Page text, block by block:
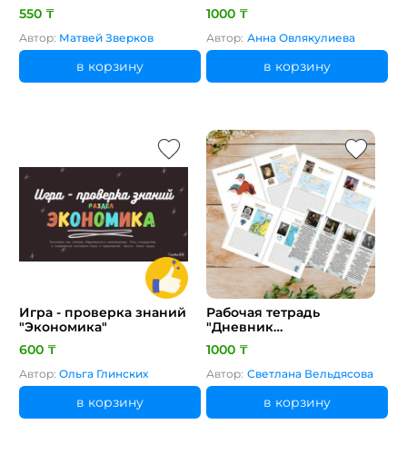
550 ₸
Автор: Матвей Зверков
в корзину
1000 ₸
Автор: Анна Овлякулиева
в корзину
Игра - проверка знаний
"Экономика"
600 ₸
Автор: Ольга Глинских
в корзину
Рабочая тетрадь
"Дневник
путешественника"
1000 ₸
Автор: Светлана Вельдясова
в корзину